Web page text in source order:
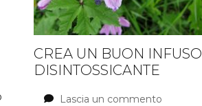
CREA UN BUON INFUSO
DISINTOSSICANTE
Lascia un commento